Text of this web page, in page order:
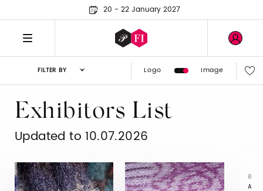
20 - 22 January 2027
FILTER BY Logo Image
0
A
Exhibitors List
Updated to 10.07.2026